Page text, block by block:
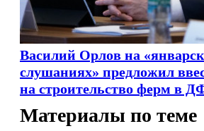
Василий Орлов на
слушаниях» предложил
на строительство ферм в
Материалы по теме